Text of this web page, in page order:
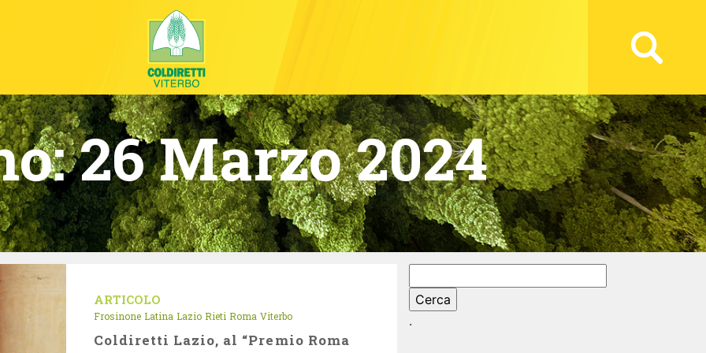
26 Marzo 2024
ARTICOLO
Frosinone Latina Lazio Rieti Roma Viterbo
Coldiretti Lazio, al “Premio Roma
per:
.